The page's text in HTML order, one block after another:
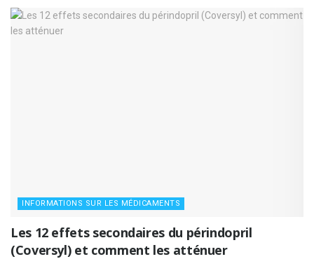
INFORMATIONS SUR LES MÉDICAMENTS
Les 12 effets secondaires du périndopril
(Coversyl) et comment les atténuer